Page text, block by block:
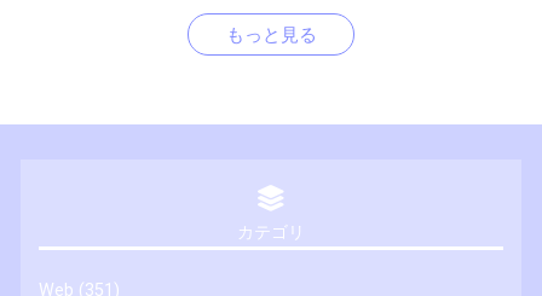
もっと見る
カテゴリ
Web (351)